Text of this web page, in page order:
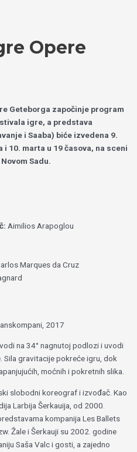
Opere
Geteborga započinje program
igre, a predstava
i Saaba) biće izvedena 9.
i 10. marta u 19 časova, na sceni
Sadu.
Aimilios Arapoglou
Marques da Cruz
2017
na 34° nagnutoj podlozi i uvodi
Sila gravitacije pokreće igru, dok
moćnih i pokretnih slika.
slobodni koreograf i izvođač. Kao
Larbija Šerkauija, od 2000.
kompanija Les Ballets
Žale i Šerkauji su 2002. godine
Saša Valc i gosti, a zajedno